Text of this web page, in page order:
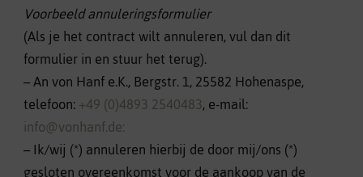
Voorbeeld annuleringsformulier
(Als je het contract wilt annuleren, vul dan dit
formulier in en stuur het terug).
– An von Hanf e.K., Bergstr. 1, 25582 Hohenaspe,
telefoon:+49 (0)4893 2540483, e-mail:
info@vonhanf.de:
– Ik/wij (*) annuleren hierbij de door mij/ons (*)